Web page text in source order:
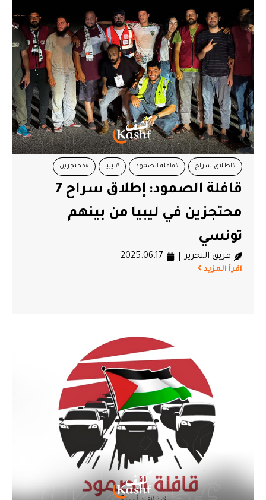
#اطلاق سراح #قافلة الصمود #ليبيا #محتجزين
قافلة الصمود: إطلاق سراح 7
محتجزين في ليبيا من بينهم
تونسي
فريق التحرير 2025.06.17
اقرأ المزيد